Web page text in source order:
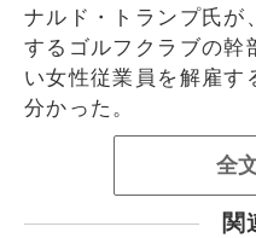
ナルド・トランプ氏が
するゴルフクラブの幹
い女性従業員を解雇す
分かった。
全
関